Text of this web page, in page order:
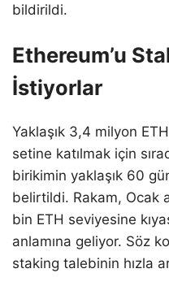
bildirildi.
Ethereum’u
İstiyorlar
Yaklaşık 3,4 milyon
setine katılmak için
birikimin yaklaşık 60
belirtildi. Rakam, Ocak
bin ETH seviyesine
anlamına geliyor. Söz
staking talebinin hızla